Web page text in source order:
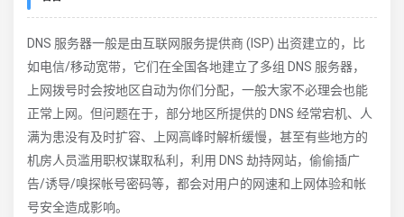
DNS 服务器一般是由互联网服务提供商 (ISP) 出资建立的，比
如电信/移动宽带，它们在全国各地建立了多组 DNS 服务器，
上网拨号时会按地区自动为你们分配，一般大家不必理会也能
正常上网。但问题在于，部分地区所提供的 DNS 经常宕机、人
满为患没有及时扩容、上网高峰时解析缓慢，甚至有些地方的
机房人员滥用职权谋取私利，利用 DNS 劫持网站，偷偷插广
告/诱导/嗅探帐号密码等，都会对用户的网速和上网体验和帐
号安全造成影响。